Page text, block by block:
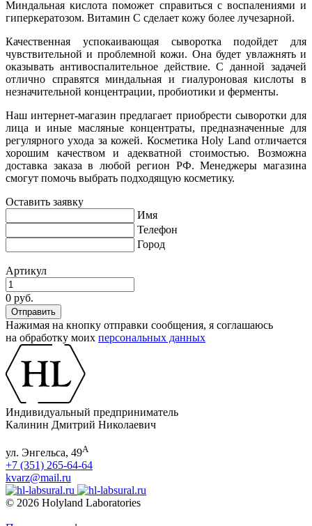
Миндальная кислота поможет справиться с воспалениями и
гиперкератозом. Витамин С сделает кожу более лучезарной.
Качественная успокаивающая сыворотка подойдет для
чувствительной и проблемной кожи. Она будет увлажнять и
оказывать антивоспалительное действие. С данной задачей
отлично справятся миндальная и гиалуроновая кислоты в
незначительной концентрации, пробиотики и ферменты.
Наш интернет-магазин предлагает приобрести сыворотки для
лица и иные масляные концентраты, предназначенные для
регулярного ухода за кожей. Косметика Holy Land отличается
хорошим качеством и адекватной стоимостью. Возможна
доставка заказа в любой регион РФ. Менеджеры магазина
смогут помочь выбрать подходящую косметику.
Оставить заявку
Имя
Телефон
Город
Артикул
0 руб.
Нажимая на кнопку отправки сообщения, я соглашаюсь
на обработку моих персональных данных
Индивидуальный предприниматель
Калинин Дмитрий Николаевич
ул. Энгельса, 49А
+7 (351) 265-64-64
kvarz@mail.ru
© 2026 Holyland Laboratories